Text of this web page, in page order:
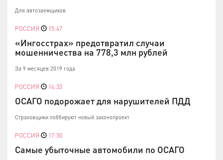
Для автозаемщиков
РОССИЯ 15:47
«Ингосстрах» предотвратил случаи
мошенничества на 778,3 млн рублей
За 9 месяцев 2019 года
РОССИЯ 14:33
ОСАГО подорожает для нарушителей ПДД
Страховщики лоббируют новый законопроект
РОССИЯ 17:30
Самые убыточные автомобили по ОСАГО